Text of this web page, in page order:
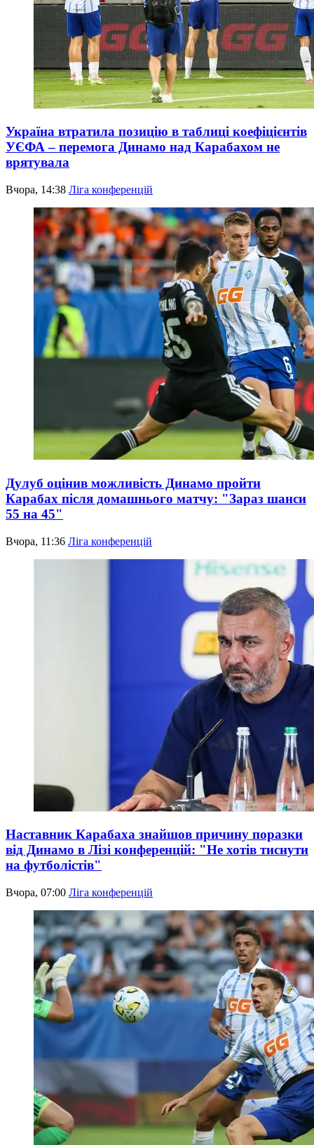
Україна втратила позицію в таблиці коефіцієнтів
УЄФА – перемога Динамо над Карабахом не
врятувала
Вчора, 14:38 Ліга конференцій
Дулуб оцінив можливість Динамо пройти
Карабах після домашнього матчу: "Зараз шанси
55 на 45"
Вчора, 11:36 Ліга конференцій
Наставник Карабаха знайшов причину поразки
від Динамо в Лізі конференцій: "Не хотів тиснути
на футболістів"
Вчора, 07:00 Ліга конференцій